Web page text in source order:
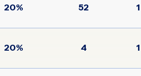
1
52
20%
1
4
20%